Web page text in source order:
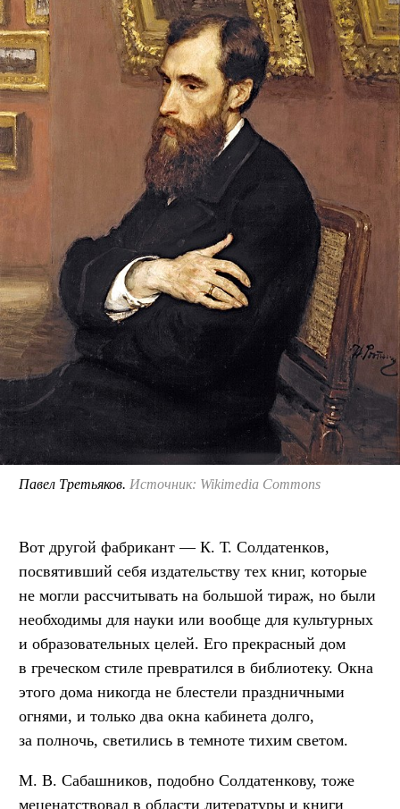
Павел Третьяков. Источник: Wikimedia Commons
Вот другой фабрикант — К. Т. Солдатенков,
посвятивший себя издательству тех книг, которые
не могли рассчитывать на большой тираж, но были
необходимы для науки или вообще для культурных
и образовательных целей. Его прекрасный дом
в греческом стиле превратился в библиотеку. Окна
этого дома никогда не блестели праздничными
огнями, и только два окна кабинета долго,
за полночь, светились в темноте тихим светом.
М. В. Сабашников, подобно Солдатенкову, тоже
меценатствовал в области литературы и книги